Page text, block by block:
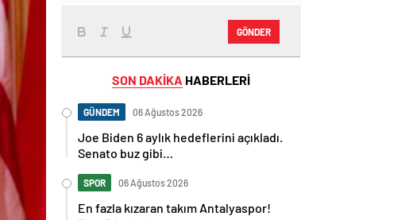
GÖNDER
Joe Biden 6 aylık hedeflerini açıkladı.
Senato buz gibi…
En fazla kızaran takım Antalyaspor!
Tam 5 futbolcu….